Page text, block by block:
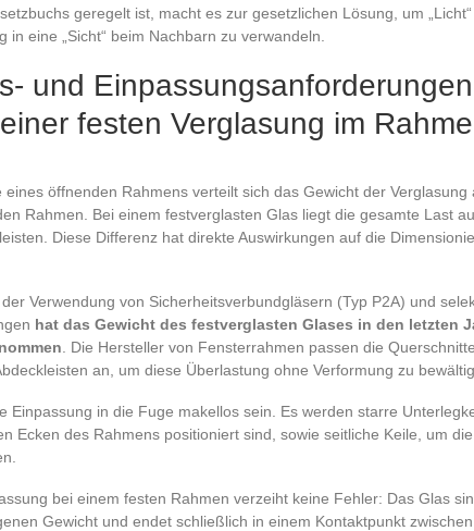
geregelt ist, macht es zur gesetzlichen Lösung, um „Licht“
in eine „Sicht“ beim Nachbarn zu verwandeln.
und
festen Verglasung im
eines öffnenden Rahmens verteilt sich das Gewicht der Verglasung
Rahmen. Bei einem festverglasten Glas liegt die gesamte Last
Diese Differenz hat direkte Auswirkungen auf die
Verwendung von Sicherheitsverbundgläsern (Typ P2A) und
hat das Gewicht des festverglasten Glases in den letzten
. Die Hersteller von Fensterrahmen passen die
an, um diese Überlastung ohne Verformung zu
Einpassung in die Fuge makellos sein. Es werden starre
Ecken des Rahmens positioniert sind, sowie seitliche Keile, um
bei einem festen Rahmen verzeiht keine Fehler: Das Glas
Gewicht und endet schließlich in einem Kontaktpunkt